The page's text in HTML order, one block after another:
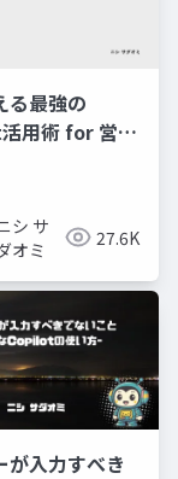
る最強の
用術 for 営業
シ サ
オミ
27.6K
が入力すべき